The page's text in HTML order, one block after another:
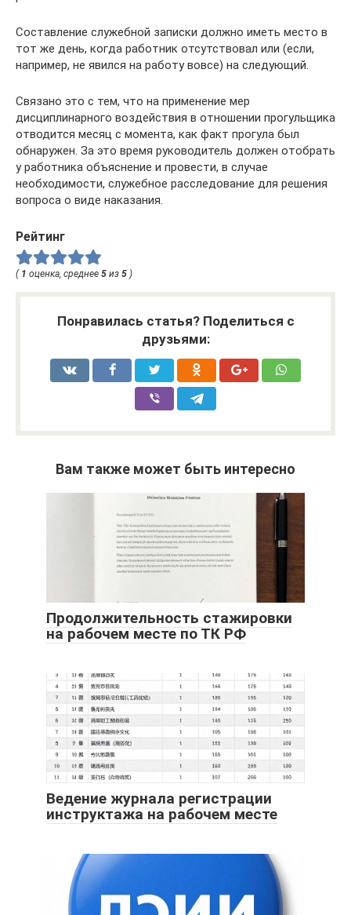
Составление служебной записки должно иметь место в
тот же день, когда работник отсутствовал или (если,
например, не явился на работу вовсе) на следующий.
Связано это с тем, что на применение мер
дисциплинарного воздействия в отношении прогульщика
отводится месяц с момента, как факт прогула был
обнаружен. За это время руководитель должен отобрать
у работника объяснение и провести, в случае
необходимости, служебное расследование для решения
вопроса о виде наказания.
Рейтинг
( 1 оценка, среднее 5 из 5 )
Понравилась статья? Поделиться с
друзьями:
Вам также может быть интересно
Продолжительность стажировки
на рабочем месте по ТК РФ
Ведение журнала регистрации
инструктажа на рабочем месте